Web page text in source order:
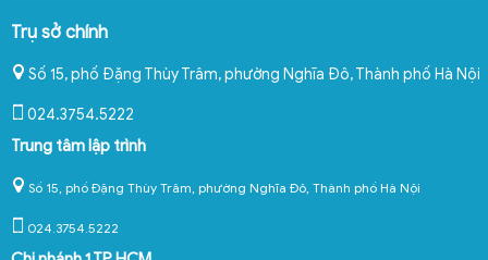
Trụ sở chính
Số 15, phố Đặng Thùy Trâm, phường Nghĩa Đô,Thành phố Hà Nội
024.3754.5222
Trung tâm lập trình
Số 15, phố Đặng Thùy Trâm, phường Nghĩa Đô, Thành phố Hà Nội
024.3754.5222